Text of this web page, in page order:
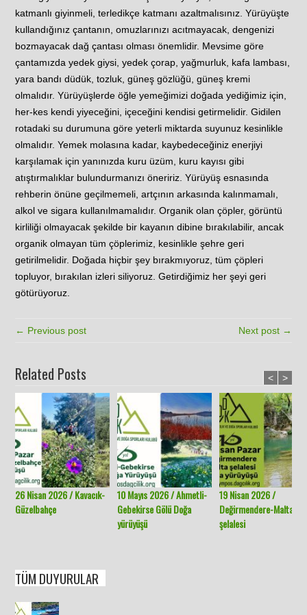
katmanlı giyinmeli, terledikçe katmanı azaltmalısınız. Yürüyüşte
kullandığınız çantanın, omuzlarınızı acıtmayacak, dengenizi
bozmayacak dağ çantası olması önemlidir. Mevsime göre
çantamızda yedek giysi, yedek çorap, yağmurluk, kafa lambası,
yara bandı düdük, tozluk, güneş gözlüğü, güneş kremi
olmalıdır. Yürüyüşlerde öğle yemeğimizi doğada yediğimiz için,
her-kes kendi yiyeceğini, içeceğini kendisi getirmelidir. Gidilen
rotadaki su durumuna göre yeterli miktarda suyunuz kesinlikle
olmalıdır. Yemek molasına kadar, kaybedeceğiniz enerjiyi
karşılamak için yanınızda kuru üzüm, kuru kayısı gibi
atıştırmalıklar bulundurmanızı öneririz. Yürüyüş esnasında
rehberin önüne geçilmemeli, artçının arkasında kalınmamalı,
alkol ve sigara kullanılmamalıdır. Organik olan çöpler, görüntü
kirliliği olmayacak şekilde bir kayanın dibine bırakılabilir, ancak
organik olmayan tüm çöplerimiz, kesinlikle şehre geri
getirilmelidir. Doğada hiçbir şey bırakmıyoruz, tüm çöpleri
topluyor, bırakılan izleri siliyoruz. Getirdiğimiz her şeyi geri
götürüyoruz.
← Previous post Next post →
Related Posts
26 Nisan 2026 / Kavacık-
Güzelbahçe
10 Mayıs 2026 / Ahmetli-
Gebekirse Gölü Doğa
yürüyüşü
19 Nisan 2026 /
Değirmendere-Malta
şelalesi
< >
TÜM DUYURULAR